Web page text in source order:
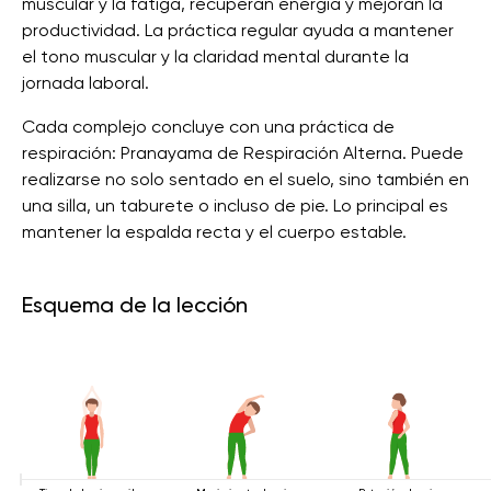
productividad. La práctica regular ayuda a mantener
el tono muscular y la claridad mental durante la
jornada laboral.
Cada complejo concluye con una práctica de
respiración: Pranayama de Respiración Alterna. Puede
realizarse no solo sentado en el suelo, sino también en
una silla, un taburete o incluso de pie. Lo principal es
mantener la espalda recta y el cuerpo estable.
Esquema de la lección